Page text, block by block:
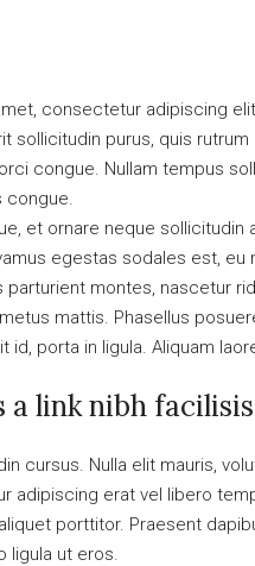
consectetur adipiscing
sollicitudin purus, quis
congue. Nullam tempus
congue.
et ornare neque
egestas sodales est,
parturient montes, nascetur
mattis. Phasellus
id, porta in ligula. Aliquam
a link nibh
cursus. Nulla elit mauris,
adipiscing erat vel libero
porttitor. Praesent
ligula ut eros.